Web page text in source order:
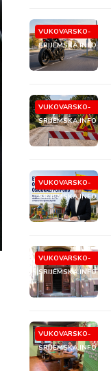
VUKOVARSKO-
SRIJEMSKA.INFO
VUKOVARSKO-
SRIJEMSKA.INFO
VUKOVARSKO-
SRIJEMSKA.INFO
VUKOVARSKO-
SRIJEMSKA.INFO
VUKOVARSKO-
SRIJEMSKA.INFO